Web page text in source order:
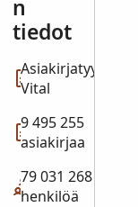
n
tiedot
Asiakirjatyyppi:
Vital
9 495 255
asiakirjaa
79 031 268
henkilöä